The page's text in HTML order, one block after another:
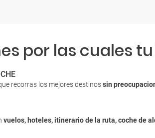
por las cuales tu
recorras los mejores destinossin
vuelos, hoteles, itinerario de la ruta, coche de